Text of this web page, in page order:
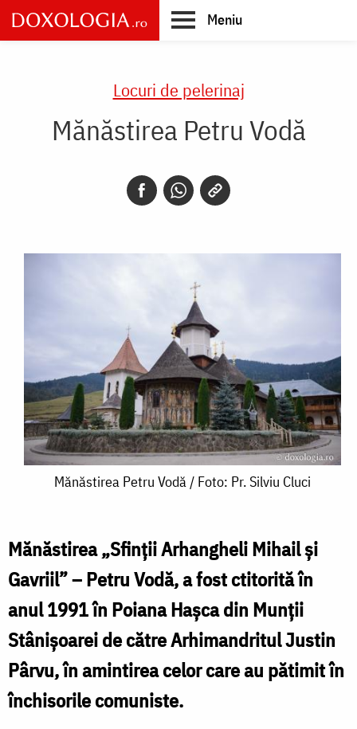
Skip
to
main
Meniu
Locuri de pelerinaj
Mănăstirea Petru Vodă
Mănăstirea
/
Foto:
Pr.
Silviu
Cluci
Mănăstirea Petru Vodă / Foto: Pr. Silviu Cluci
Mănăstirea „Sfinții Arhangheli Mihail și
Gavriil” – Petru Vodă, a fost ctitorită în
anul 1991 în Poiana Hașca din Munții
Stânișoarei de către Arhimandritul Justin
Pârvu, în amintirea celor care au pătimit în
închisorile comuniste.